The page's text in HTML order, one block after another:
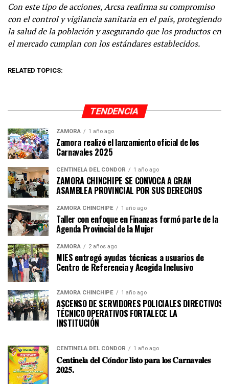
Con este tipo de acciones, Arcsa reafirma su compromiso
con el control y vigilancia sanitaria en el país, protegiendo
la salud de la población y asegurando que los productos en
el mercado cumplan con los estándares establecidos.
RELATED TOPICS:
TENDENCIA
ZAMORA 1 año ago
Zamora realizó el lanzamiento oficial de los
Carnavales 2025
CENTINELA DEL CÓNDOR 1 año ago
ZAMORA CHINCHIPE SE CONVOCA A GRAN
ASAMBLEA PROVINCIAL POR SUS DERECHOS
ZAMORA CHINCHIPE 1 año ago
Taller con enfoque en Finanzas formó parte de la
Agenda Provincial de la Mujer
ZAMORA 2 años ago
MIES entregó ayudas técnicas a usuarios de
Centro de Referencia y Acogida Inclusivo
ZAMORA CHINCHIPE 1 año ago
ASCENSO DE SERVIDORES POLICIALES DIRECTIVOS Y
TÉCNICO OPERATIVOS FORTALECE LA
CENTINELA DEL CÓNDOR 1 año ago
𝐂𝐞𝐧𝐭𝐢𝐧𝐞𝐥𝐚 𝐝𝐞𝐥 𝐂𝐨́𝐧𝐝𝐨𝐫 𝐥𝐢𝐬𝐭𝐨 𝐩𝐚𝐫𝐚 𝐥𝐨𝐬 𝐂𝐚𝐫𝐧𝐚𝐯𝐚𝐥𝐞𝐬
𝟐𝟎𝟐𝟓.